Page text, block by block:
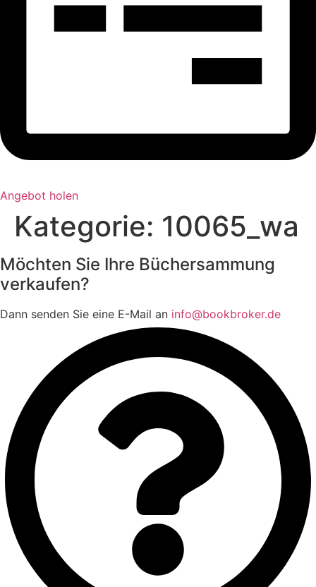
Angebot holen
Kategorie: 10065_wa
Möchten Sie Ihre Büchersammung
verkaufen?
Dann senden Sie eine E-Mail an info@bookbroker.de